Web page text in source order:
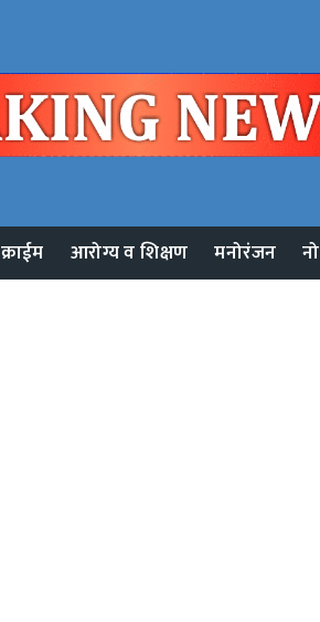
क्राईम आरोग्य व शिक्षण मनोरंजन